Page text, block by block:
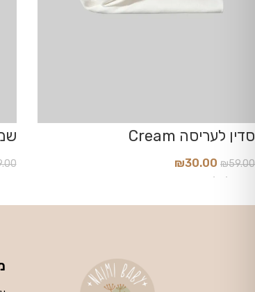
סדין לעריסה Cream
₪59.00
₪30.00
הוסף לסל